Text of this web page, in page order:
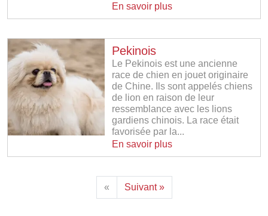
En savoir plus
Pekinois
Le Pekinois est une ancienne
race de chien en jouet originaire
de Chine. Ils sont appelés chiens
de lion en raison de leur
ressemblance avec les lions
gardiens chinois. La race était
favorisée par la...
En savoir plus
« Suivant »